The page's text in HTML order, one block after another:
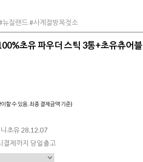
질랜드 #사계절방목젖소
초유 파우더 스틱 3통+초유츄어블
할 수 있음. 최종 결제금액 기준)
초유 28.12.07
결제까지 당일출고